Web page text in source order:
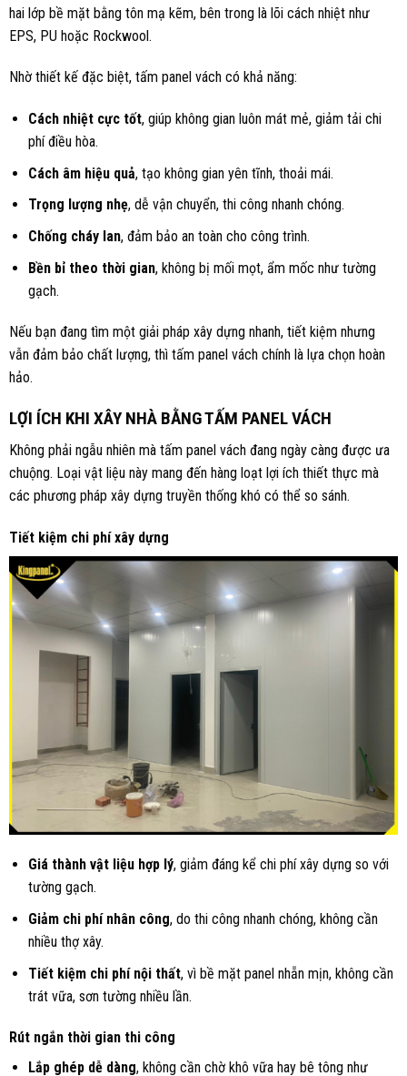
hai lớp bề mặt bằng tôn mạ kẽm, bên trong là lõi cách nhiệt như
EPS, PU hoặc Rockwool.
Nhờ thiết kế đặc biệt, tấm panel vách có khả năng:
Cách nhiệt cực tốt, giúp không gian luôn mát mẻ, giảm tải chi
phí điều hòa.
Cách âm hiệu quả, tạo không gian yên tĩnh, thoải mái.
Trọng lượng nhẹ, dễ vận chuyển, thi công nhanh chóng.
Chống cháy lan, đảm bảo an toàn cho công trình.
Bền bỉ theo thời gian, không bị mối mọt, ẩm mốc như tường
gạch.
Nếu bạn đang tìm một giải pháp xây dựng nhanh, tiết kiệm nhưng
vẫn đảm bảo chất lượng, thì tấm panel vách chính là lựa chọn hoàn
hảo.
LỢI ÍCH KHI XÂY NHÀ BẰNG TẤM PANEL VÁCH
Không phải ngẫu nhiên mà tấm panel vách đang ngày càng được ưa
chuộng. Loại vật liệu này mang đến hàng loạt lợi ích thiết thực mà
các phương pháp xây dựng truyền thống khó có thể so sánh.
Tiết kiệm chi phí xây dựng
Giá thành vật liệu hợp lý, giảm đáng kể chi phí xây dựng so với
tường gạch.
Giảm chi phí nhân công, do thi công nhanh chóng, không cần
nhiều thợ xây.
Tiết kiệm chi phí nội thất, vì bề mặt panel nhẵn mịn, không cần
trát vữa, sơn tường nhiều lần.
Rút ngắn thời gian thi công
Lắp ghép dễ dàng, không cần chờ khô vữa hay bê tông như